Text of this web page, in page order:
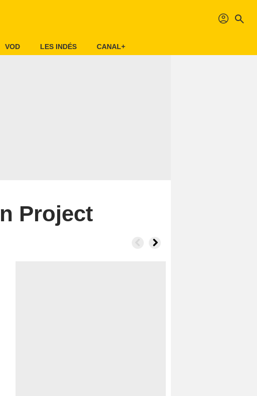
profil search
VOD LES INDÉS CANAL+
Project